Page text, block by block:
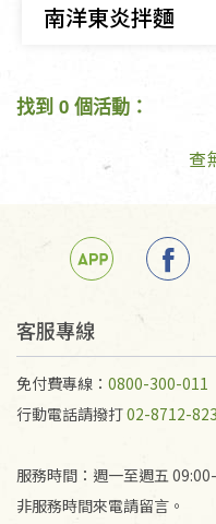
南洋東炎拌麵
找到 0 個活動：
查
客服專線
免付費專線： 0800-300-011
行動電話請撥打02-8712-
服務時間：週一至週五
非服務時間來電請留言。